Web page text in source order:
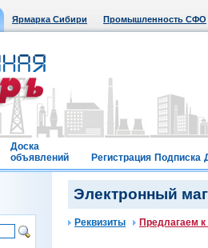
Ярмарка Сибири Промышленность СФО
Доска
объявлений
Регистрация Подписка
Электронный
Реквизиты Предлагаем